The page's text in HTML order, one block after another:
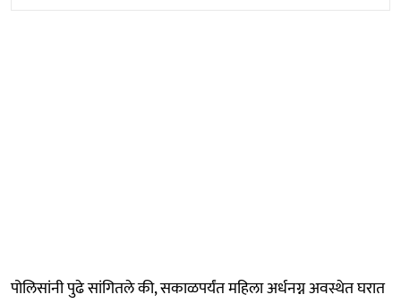
पोलिसांनी पुढे सांगितले की, सकाळपर्यंत महिला अर्धनग्न अवस्थेत घरात